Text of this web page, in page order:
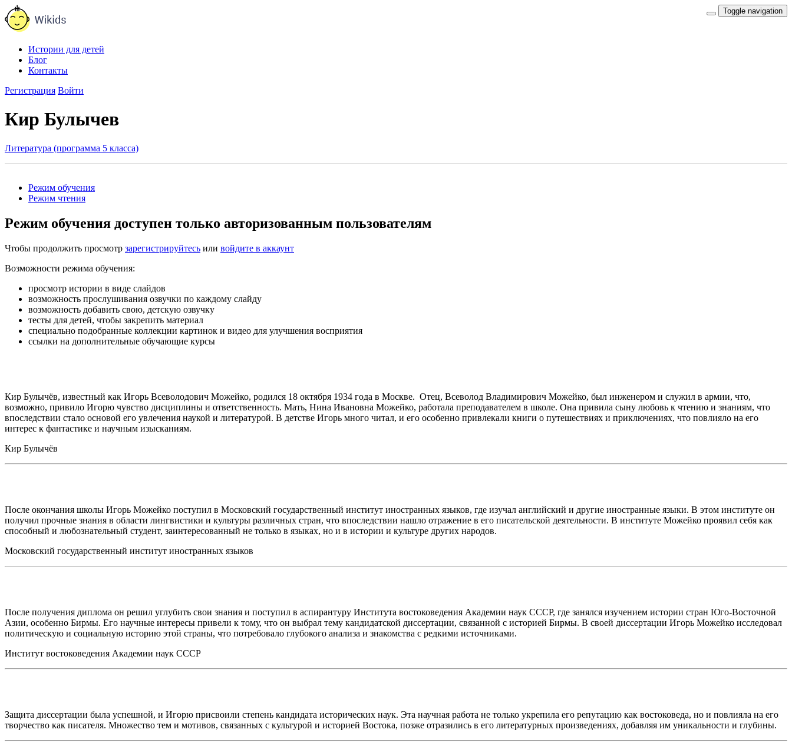
Toggle navigation
Истории для детей
Блог
Контакты
Регистрация Войти
Кир Булычев
Литература (программа 5 класса)
Режим обучения
Режим чтения
Режим обучения доступен только авторизованным пользователям
Чтобы продолжить просмотр зарегистрируйтесь или войдите в аккаунт
Возможности режима обучения:
просмотр истории в виде слайдов
возможность прослушивания озвучки по каждому слайду
возможность добавить свою, детскую озвучку
тесты для детей, чтобы закрепить материал
специально подобранные коллекции картинок и видео для улучшения восприятия
ссылки на дополнительные обучающие курсы
Кир Булычёв, известный как Игорь Всеволодович Можейко, родился 18 октября 1934 года в Москве. Отец, Всеволод Владимирович Можейко, был инженером и служил в армии, что,
возможно, привило Игорю чувство дисциплины и ответственность. Мать, Нина Ивановна Можейко, работала преподавателем в школе. Она привила сыну любовь к чтению и знаниям, что
впоследствии стало основой его увлечения наукой и литературой. В детстве Игорь много читал, и его особенно привлекали книги о путешествиях и приключениях, что повлияло на его
интерес к фантастике и научным изысканиям.
Кир Булычёв
После окончания школы Игорь Можейко поступил в Московский государственный институт иностранных языков, где изучал английский и другие иностранные языки. В этом институте он
получил прочные знания в области лингвистики и культуры различных стран, что впоследствии нашло отражение в его писательской деятельности. В институте Можейко проявил себя как
способный и любознательный студент, заинтересованный не только в языках, но и в истории и культуре других народов.
Московский государственный институт иностранных языков
После получения диплома он решил углубить свои знания и поступил в аспирантуру Института востоковедения Академии наук СССР, где занялся изучением истории стран Юго-Восточной
Азии, особенно Бирмы. Его научные интересы привели к тому, что он выбрал тему кандидатской диссертации, связанной с историей Бирмы. В своей диссертации Игорь Можейко исследовал
политическую и социальную историю этой страны, что потребовало глубокого анализа и знакомства с редкими источниками.
Институт востоковедения Академии наук СССР
Защита диссертации была успешной, и Игорю присвоили степень кандидата исторических наук. Эта научная работа не только укрепила его репутацию как востоковеда, но и повлияла на его
творчество как писателя. Множество тем и мотивов, связанных с культурой и историей Востока, позже отразились в его литературных произведениях, добавляя им уникальности и глубины.